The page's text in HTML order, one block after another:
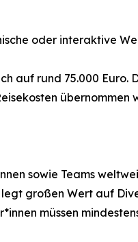
oder interaktive
auf rund 75.000 Euro.
übernommen
sowie Teams
legt großen Wert auf
müssen